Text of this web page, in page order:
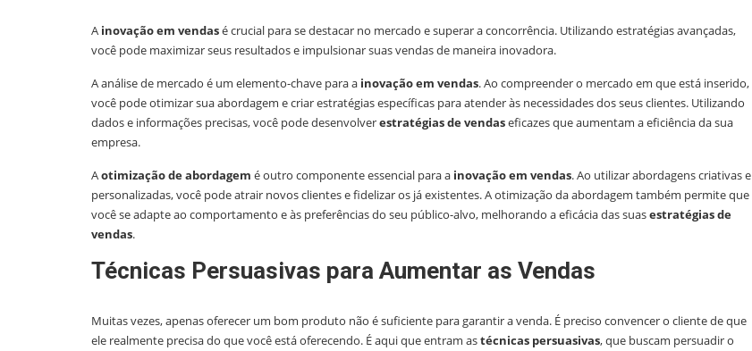
A inovação em vendasé crucial para se destacar no mercado e superar a concorrência. Utilizando estratégias avançadas,
você pode maximizar seus resultados e impulsionar suas vendas de maneira inovadora.
A análise de mercado é um elemento-chave para a inovação em vendas. Ao compreender o mercado em que está inserido,
você pode otimizar sua abordagem e criar estratégias específicas para atender às necessidades dos seus clientes. Utilizando
dados e informações precisas, você pode desenvolverestratégias de vendaseficazes que aumentam a eficiência da sua
empresa.
Aotimização de abordagem é outro componente essencial para a inovação em vendas. Ao utilizar abordagens criativas e
personalizadas, você pode atrair novos clientes e fidelizar os já existentes. A otimização da abordagem também permite que
você se adapte ao comportamento e às preferências do seu público-alvo, melhorando a eficácia das suasestratégias de
vendas.
Técnicas Persuasivas para Aumentar as Vendas
Muitas vezes, apenas oferecer um bom produto não é suficiente para garantir a venda. É preciso convencer o cliente de que
ele realmente precisa do que você está oferecendo. É aqui que entram astécnicas persuasivas, que buscam persuadir o